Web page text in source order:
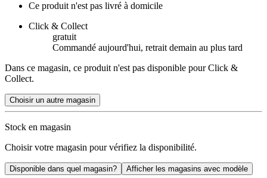
Ce produit n'est pas livré à domicile
Click & Collect
gratuit
Commandé aujourd'hui, retrait demain au plus tard
Dans ce magasin, ce produit n'est pas disponible pour Click &
Collect.
Choisir un autre magasin
Stock en magasin
Choisir votre magasin pour vérifiez la disponibilité.
Disponible dans quel magasin? Afficher les magasins avec modèle